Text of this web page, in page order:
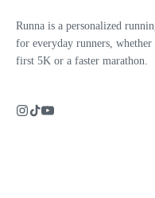
Runna is a personalized
for everyday runners,
first 5K or a faster marathon.